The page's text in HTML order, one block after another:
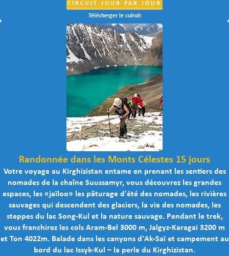
CIRCUIT JOUR PAR JOUR
Télécherger le cuiruit
Randonnée dans les Monts Célestes 15 jours
Votre voyage au Kirghizistan entame en prenant les sentiers des
nomades de la chaîne Suussamyr, vous découvrez les grandes
espaces, les «jaïloo» les pâturage d'été des nomades, les rivières
sauvages qui descendent des glaciers, la vie des nomades, les
steppes du lac Song-Kul et la nature sauvage. Pendant le trek,
vous franchirez les cols Aram-Bel 3000 m, Jalgyz-Karagai 3200 m
et Ton 4022m. Balade dans les canyons d'Ak-Saï et campement au
bord du lac Issyk-Kul – la perle du Kirghizistan.